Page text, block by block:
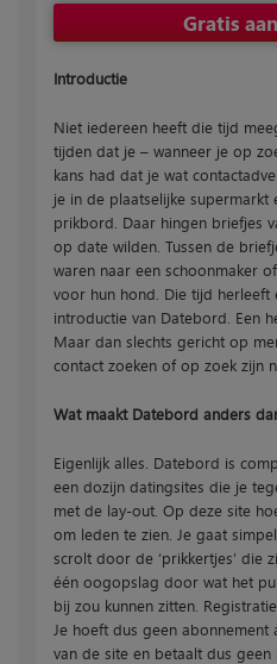
Gratis
Introductie
Niet iedereen heeft die tijd
tijden dat je – wanneer je op
kans had dat je wat
je in de plaatselijke supermarkt
prikbord. Daar hingen briefjes
op date wilden. Tussen de
waren naar een schoonmaker
voor hun hond. Die tijd herleeft
introductie van Datebord. Een
Maar dan slechts gericht op
contact zoeken of op zoek zijn
Wat maakt Datebord anders
Eigenlijk alles. Datebord is
een dozijn datingsites die je
met de lay-out. Op deze site
om leden te zien. Je gaat
scrolt door de ‘prikkertjes’ die
één oogopslag door wat het
bij zou kunnen zitten.
Je hoeft dus geen
van de site en betaalt dus geen